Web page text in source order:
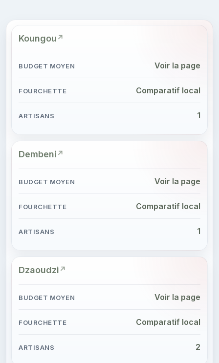
Koungou
Voir la page
Comparatif local
1
Dembeni
Voir la page
Comparatif local
1
Dzaoudzi
Voir la page
Comparatif local
2